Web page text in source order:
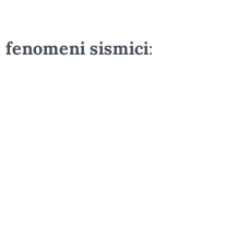
fenomeni sismici: